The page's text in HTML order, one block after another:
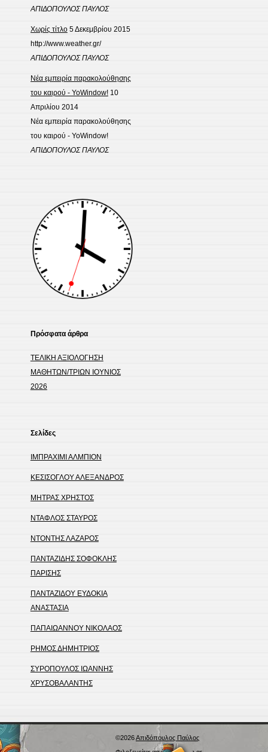
ΑΠΙΔΟΠΟΥΛΟΣ ΠΑΥΛΟΣ
Χωρίς τίτλο 5 Δεκεμβρίου 2015
http://www.weather.gr/
ΑΠΙΔΟΠΟΥΛΟΣ ΠΑΥΛΟΣ
Νέα εμπειρία παρακολούθησης
του καιρού - YoWindow! 10
Απριλίου 2014
Νέα εμπειρία παρακολούθησης
του καιρού - YoWindow!
ΑΠΙΔΟΠΟΥΛΟΣ ΠΑΥΛΟΣ
Πρόσφατα άρθρα
ΤΕΛΙΚΗ ΑΞΙΟΛΟΓΗΣΗ
ΜΑΘΗΤΩΝ/ΤΡΙΩΝ ΙΟΥΝΙΟΣ
2026
Σελίδες
ΙΜΠΡΑΧΙΜΙ ΑΛΜΠΙΟΝ
ΚΕΣΙΣΟΓΛΟΥ ΑΛΕΞΑΝΔΡΟΣ
ΜΗΤΡΑΣ ΧΡΗΣΤΟΣ
ΝΤΑΦΛΟΣ ΣΤΑΥΡΟΣ
ΝΤΟΝΤΗΣ ΛΑΖΑΡΟΣ
ΠΑΝΤΑΖΙΔΗΣ ΣΟΦΟΚΛΗΣ
ΠΑΡΙΣΗΣ
ΠΑΝΤΑΖΙΔΟΥ ΕΥΔΟΚΙΑ
ΑΝΑΣΤΑΣΙΑ
ΠΑΠΑΙΩΑΝΝΟΥ ΝΙΚΟΛΑΟΣ
ΡΗΜΟΣ ΔΗΜΗΤΡΙΟΣ
ΣΥΡΟΠΟΥΛΟΣ ΙΩΑΝΝΗΣ
ΧΡΥΣΟΒΑΛΑΝΤΗΣ
©2026Απιδόπουλος Παύλος